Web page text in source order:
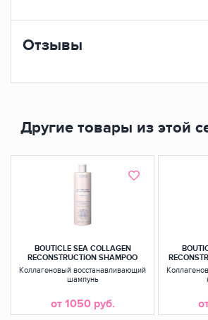
Отзывы
Другие товары из этой
BOUTICLE SEA COLLAGEN
RECONSTRUCTION SHAMPOO
Коллагеновый восстанавливающий
шампунь
от 1050 руб.